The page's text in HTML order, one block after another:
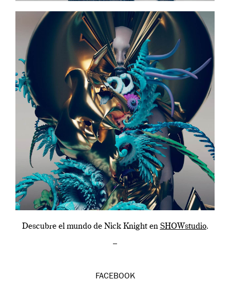
Descubre el mundo de Nick Knight en SHOWstudio.
–
FACEBOOK